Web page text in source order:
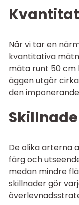
När vi tar en
kvantitativa
mäta runt 50 cm
äggen utgör
den
De olika arterna
färg och
medan mindre
skillnader gör